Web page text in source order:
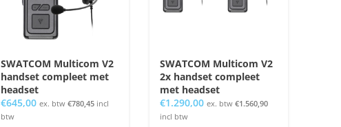
SWATCOM Multicom V2
handset compleet met
headset
€645,00 ex. btw €780,45incl
btw
SWATCOM Multicom V2
2x handset compleet
met headset
€1.290,00 ex. btw €1.560,90
incl btw